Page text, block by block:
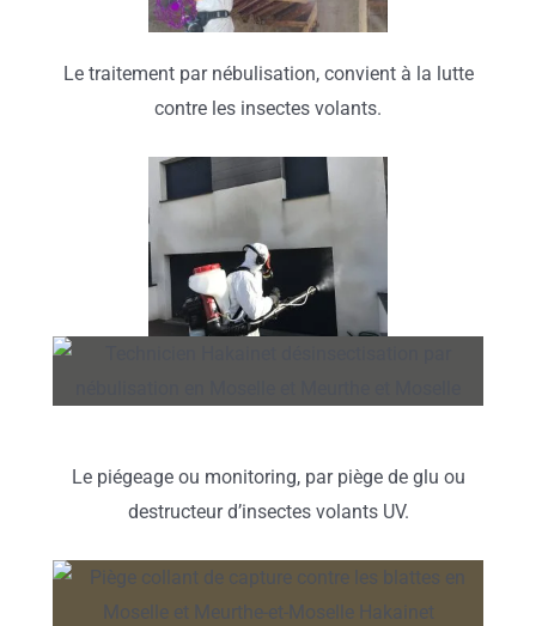
Le traitement par nébulisation, convient à la lutte
contre les insectes volants.
Le piégeage ou monitoring, par piège de glu ou
destructeur d’insectes volants UV.